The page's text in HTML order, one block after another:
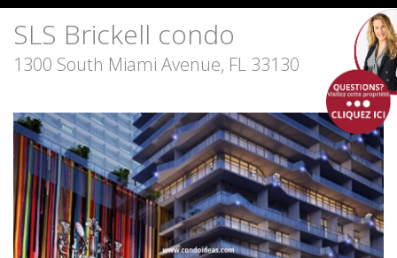
SLS Brickell condo
1300 South Miami Avenue, FL 33130